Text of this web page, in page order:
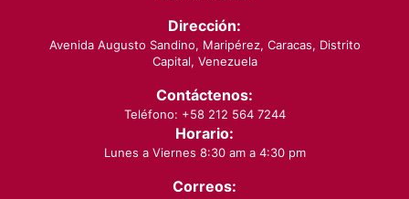
Dirección:
Avenida Augusto Sandino, Maripérez, Caracas, Distrito
Capital, Venezuela
Contáctenos:
Teléfono: +58 212 564 7244
Horario:
Lunes a Viernes 8:30 am a 4:30 pm
Correos: